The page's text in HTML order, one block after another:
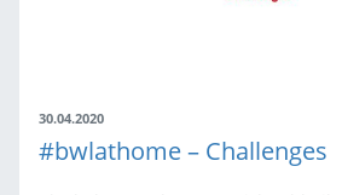
30.04.2020
#bwlathome – Challenges